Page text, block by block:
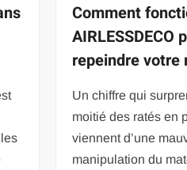
Comment
AIRLESSDECO
repeindre votre
Un chiffre qui
moitié des ratés en
viennent d’une
manipulation du